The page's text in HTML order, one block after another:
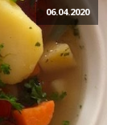
06.04.2020